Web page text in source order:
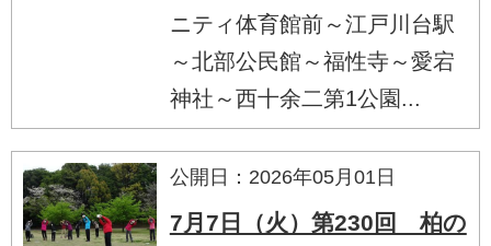
ニティ体育館前～江戸川台駅
～北部公民館～福性寺～愛宕
神社～西十余二第1公園...
公開日：2026年05月01日
7月7日（火）第230回 柏の